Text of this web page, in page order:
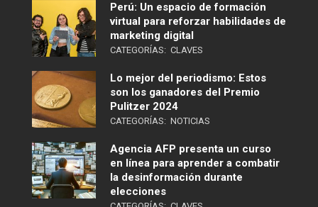
Perú: Un espacio de formación
virtual para reforzar habilidades de
marketing digital
CATEGORÍAS: CLAVES
Lo mejor del periodismo: Estos
son los ganadores del Premio
Pulitzer 2024
CATEGORÍAS: NOTICIAS
Agencia AFP presenta un curso
en línea para aprender a combatir
la desinformación durante
elecciones